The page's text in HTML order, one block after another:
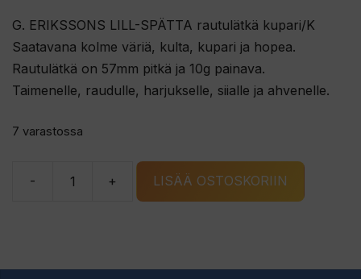
G. ERIKSSONS LILL-SPÄTTA rautulätkä kupari/K
Saatavana kolme väriä, kulta, kupari ja hopea.
Rautulätkä on 57mm pitkä ja 10g painava.
Taimenelle, raudulle, harjukselle, siialle ja ahvenelle.
7 varastossa
- + LISÄÄ OSTOSKORIIN